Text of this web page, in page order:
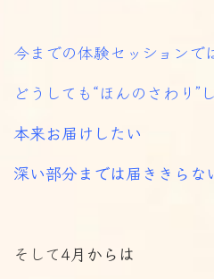
今までの体験セッションで
どうしても“ほんのさわり”
本来お届けしたい
深い部分までは届ききら
そして4月からは